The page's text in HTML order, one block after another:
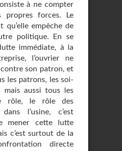
à ne compter
propres forces. Le
qu’elle empêche de
politique. En se
immédiate, à la
l’ouvrier ne
son patron, et
les patrons, les soi-
mais aussi tous les
rôle, le rôle des
l’usine, c’est
mener cette lutte
c’est surtout de la
directe